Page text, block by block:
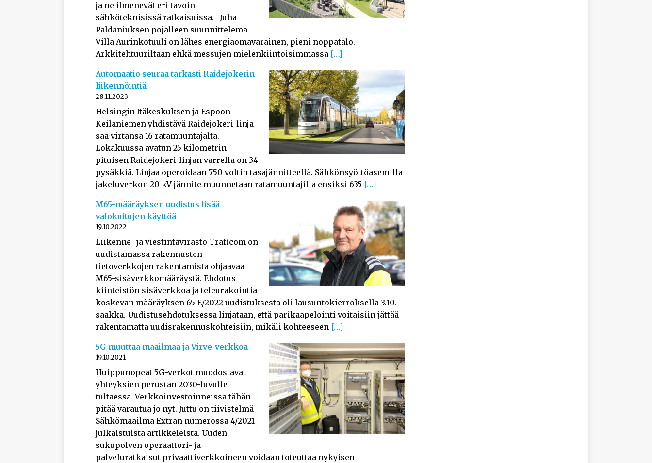
ja ne ilmenevät eri tavoin
sähköteknisissä ratkaisuissa. Juha
Paldaniuksen pojalleen suunnittelema
Villa Aurinkotuuli on lähes energiaomavarainen, pieni noppatalo.
Arkkitehtuuriltaan ehkä messujen mielenkiintoisimmassa […]
Automaatio seuraa tarkasti Raidejokerin
liikennöintiä
28.11.2023
Helsingin Itäkeskuksen ja Espoon
Keilaniemen yhdistävä Raidejokeri-linja
saa virtansa 16 ratamuuntajalta.
Lokakuussa avatun 25 kilometrin
pituisen Raidejokeri-linjan varrella on 34
pysäkkiä. Linjaa operoidaan 750 voltin tasajännitteellä. Sähkönsyöttöasemilla
jakeluverkon 20 kV jännite muunnetaan ratamuuntajilla ensiksi 635 […]
M65-määräyksen uudistus lisää
valokuitujen käyttöä
19.10.2022
Liikenne- ja viestintävirasto Traficom on
uudistamassa rakennusten
tietoverkkojen rakentamista ohjaavaa
M65-sisäverkkomääräystä. Ehdotus
kiinteistön sisäverkkoa ja teleurakointia
koskevan määräyksen 65 E/2022 uudistuksesta oli lausuntokierroksella 3.10.
saakka. Uudistusehdotuksessa linjataan, että parikaapelointi voitaisiin jättää
rakentamatta uudisrakennuskohteisiin, mikäli kohteeseen […]
5G muuttaa maailmaa ja Virve-verkkoa
19.10.2021
Huippunopeat 5G-verkot muodostavat
yhteyksien perustan 2030-luvulle
tultaessa. Verkkoinvestoinneissa tähän
pitää varautua jo nyt. Juttu on tiivistelmä
Sähkömaailma Extran numerossa 4/2021
julkaistuista artikkeleista. Uuden
sukupolven operaattori- ja
palveluratkaisut privaattiverkkoineen voidaan toteuttaa nykyisen